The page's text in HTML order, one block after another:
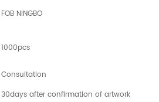
FOB NINGBO
1000pcs
Consultation
30days after confirmation of artwork